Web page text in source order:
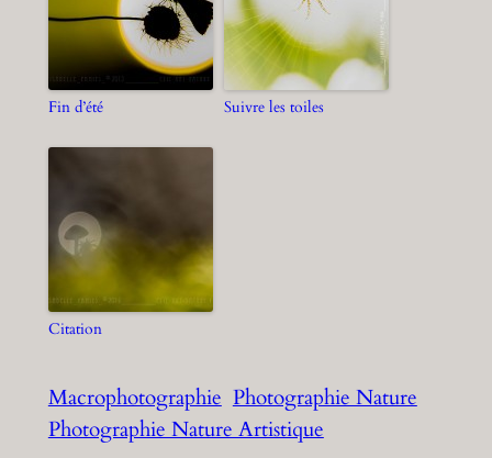
Fin d’été Suivre les toiles
Citation
Macrophotographie Photographie Nature
Photographie Nature Artistique